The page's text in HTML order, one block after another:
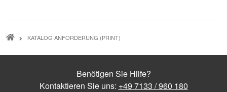
PFADNAVIGATION
KATALOG ANFORDERUNG (PRINT)
Benötigen Sie Hilfe?
Kontaktieren Sie uns: +49 7133 / 960 180